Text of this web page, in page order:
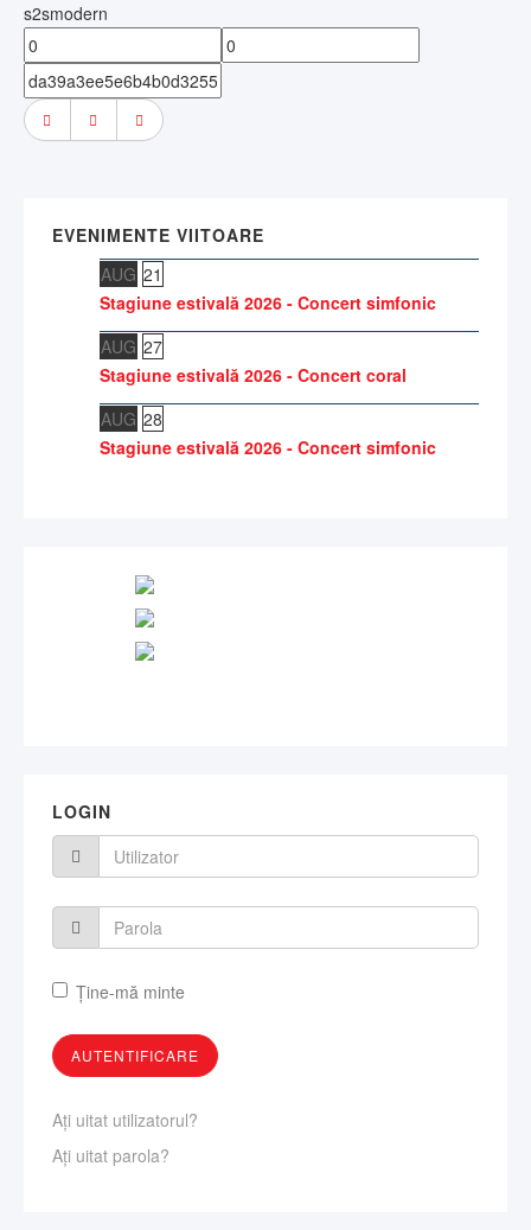
s2smodern
EVENIMENTE VIITOARE
AUG 21
Stagiune estivală 2026 - Concert simfonic
AUG 27
Stagiune estivală 2026 - Concert coral
AUG 28
Stagiune estivală 2026 - Concert simfonic
LOGIN
Ţine-mă minte
Aţi uitat utilizatorul?
Aţi uitat parola?